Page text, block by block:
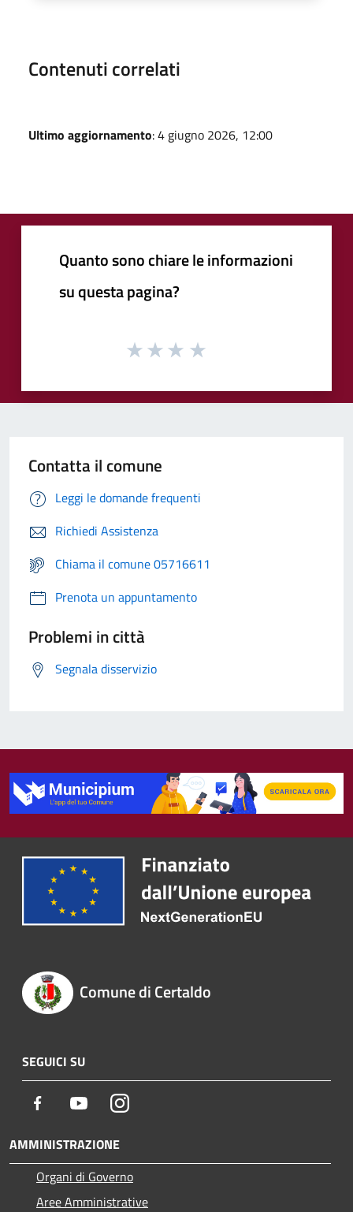
Contenuti correlati
Ultimo aggiornamento: 4 giugno 2026, 12:00
Quanto sono chiare le informazioni
su questa pagina?
Contatta il comune
Leggi le domande frequenti
Richiedi Assistenza
Chiama il comune 05716611
Prenota un appuntamento
Problemi in città
Segnala disservizio
Comune di Certaldo
SEGUICI SU
Facebook YoutubeInstagram
AMMINISTRAZIONE
Organi di Governo
Aree Amministrative